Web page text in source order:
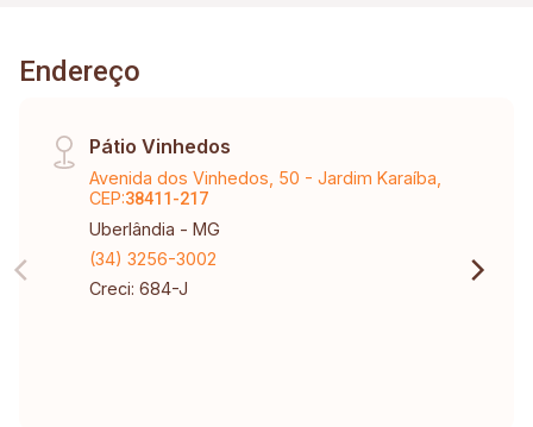
Endereço
Pátio Vinhedos
Avenida dos Vinhedos, 50 - Jardim Karaíba,
CEP:38411-217
Uberlândia - MG
(34) 3256-3002
Creci: 684-J